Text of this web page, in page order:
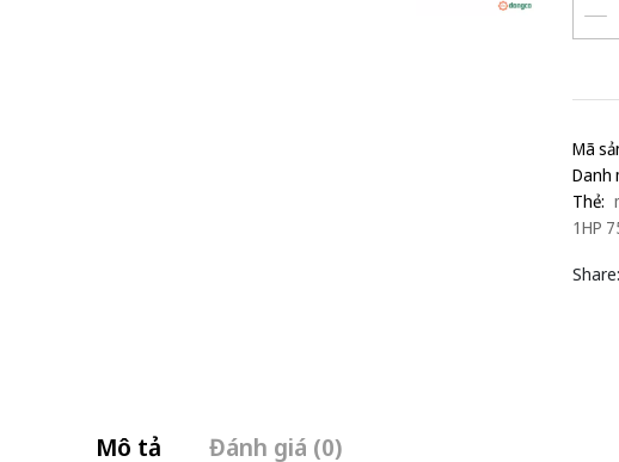
Mã
Danh
Thẻ:
1HP
Share:
Mô tả Đánh giá (0)